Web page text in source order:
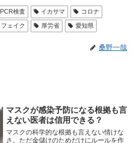
PCR検査 イカサマ
コロナ
フェイク 厚労省 愛知県
桑野一哉
マスクが感染予防になる根拠も言
えない医者は信用できる？
マスクの科学的な根拠も言えない情けな
さ。ただ金儲けのためだけにルールを作